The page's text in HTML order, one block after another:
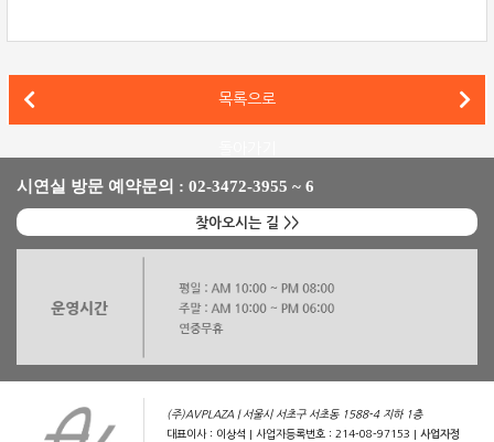
매킨토시(McIntosh) XR50 스피커와 MTI100을 사용한 심플한
B&W 803 D4, 매킨토시(McIntosh) C53, MC611을 매칭한 하이파이 시스템
목록으로
시연실 방문 예약문의 : 02-3472-3955 ~ 6
찾아오시는 길 >>
(주)AVPLAZA | 서울시 서초구 서초동 1588-4 지하 1층
대표이사 : 이상석 | 사업자등록번호 : 214-08-97153 |사업자정